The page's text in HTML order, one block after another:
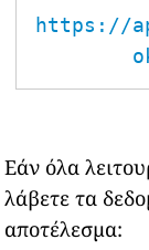
https://
Εάν όλα
λάβετε τα
αποτέλεσμα: